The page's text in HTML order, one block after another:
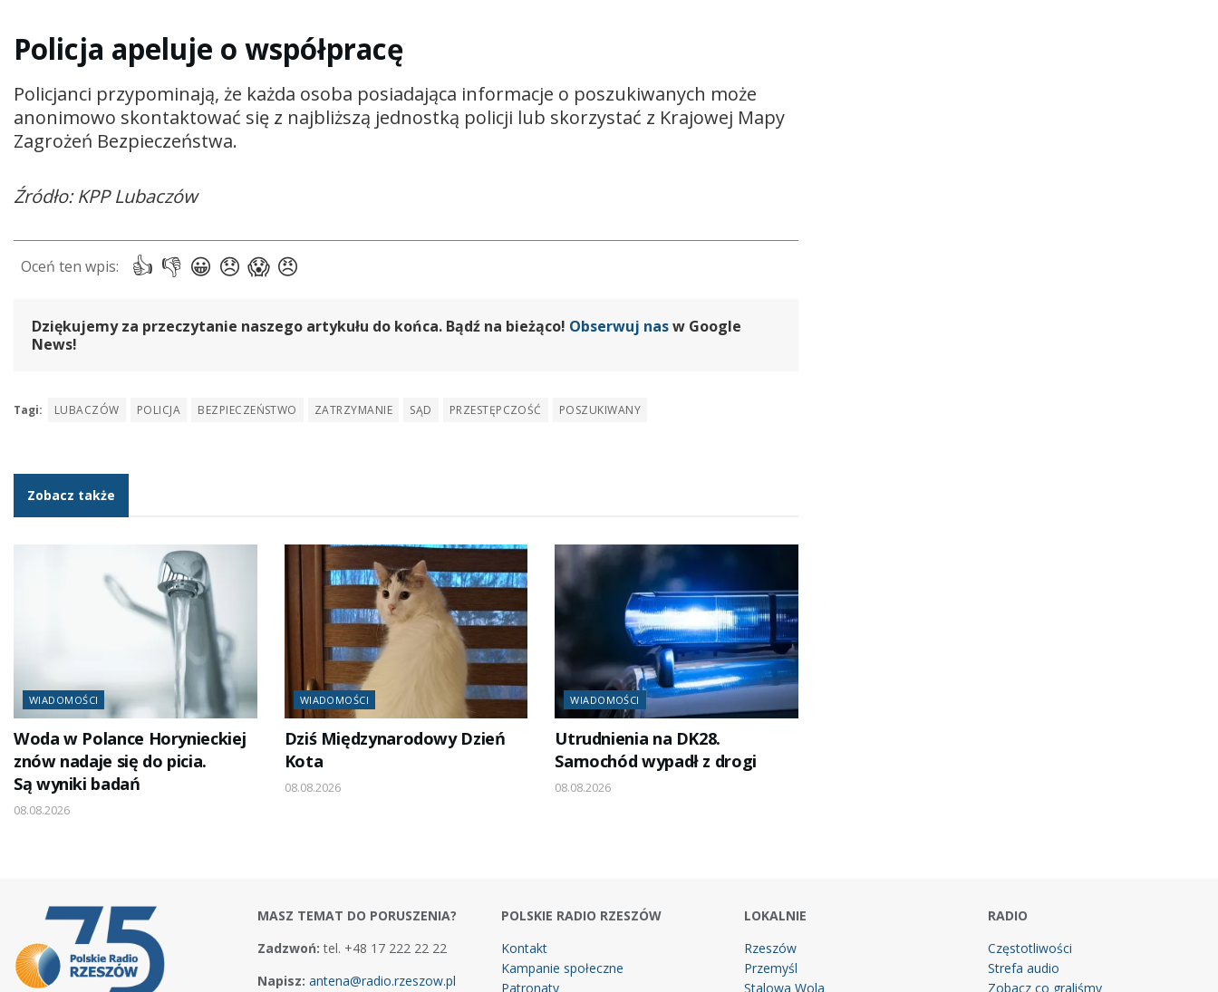
Policja apeluje o współpracę
Policjanci przypominają, że każda osoba posiadająca informacje o poszukiwanych może
anonimowo skontaktować się z najbliższą jednostką policji lub skorzystać z Krajowej Mapy
Zagrożeń Bezpieczeństwa.
Źródło: KPP Lubaczów
Dziękujemy za przeczytanie naszego artykułu do końca. Bądź na bieżąco! Obserwuj nasw Google
News!
Tagi: LUBACZÓW POLICJA BEZPIECZEŃSTWO ZATRZYMANIE SĄD PRZESTĘPCZOŚĆ POSZUKIWANY
Zobacz także
WIADOMOŚCI
Woda w Polance Horynieckiej
znów nadaje się do picia.
Są wyniki badań
08.08.2026
WIADOMOŚCI
Dziś Międzynarodowy Dzień
Kota
08.08.2026
WIADOMOŚCI
Utrudnienia na DK28.
Samochód wypadł z drogi
08.08.2026
MASZ TEMAT DO PORUSZENIA?
Zadzwoń: tel. +48 17 222 22 22
Napisz: antena@radio.rzeszow.pl
POLSKIE RADIO RZESZÓW
Kontakt
Kampanie społeczne
Patronaty
LOKALNIE
Rzeszów
Przemyśl
Stalowa Wola
RADIO
Częstotliwości
Strefa audio
Zobacz co graliśmy